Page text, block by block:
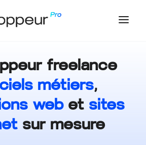
freelance
métiers,
webet sites
sur mesure